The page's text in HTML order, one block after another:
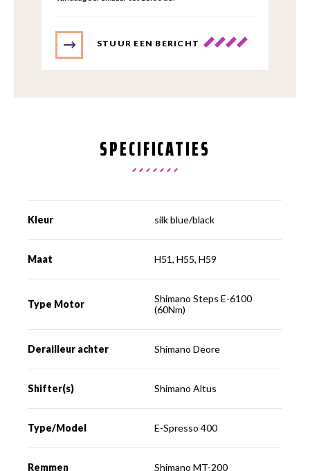
STUUR EEN BERICHT
SPECIFICATIES
Kleur silk blue/black
Maat H51, H55, H59
Type Motor
Shimano Steps E-6100
(60Nm)
Derailleur achter Shimano Deore
Shifter(s) Shimano Altus
Type/Model E-Spresso 400
Remmen Shimano MT-200